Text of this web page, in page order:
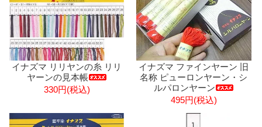
イナズマ リリヤンの糸 リリ
ヤーンの見本帳
330円(税込)
イナズマ ファインヤーン 旧
名称 ピューロンヤーン・シ
ルパロンヤーン
495円(税込)